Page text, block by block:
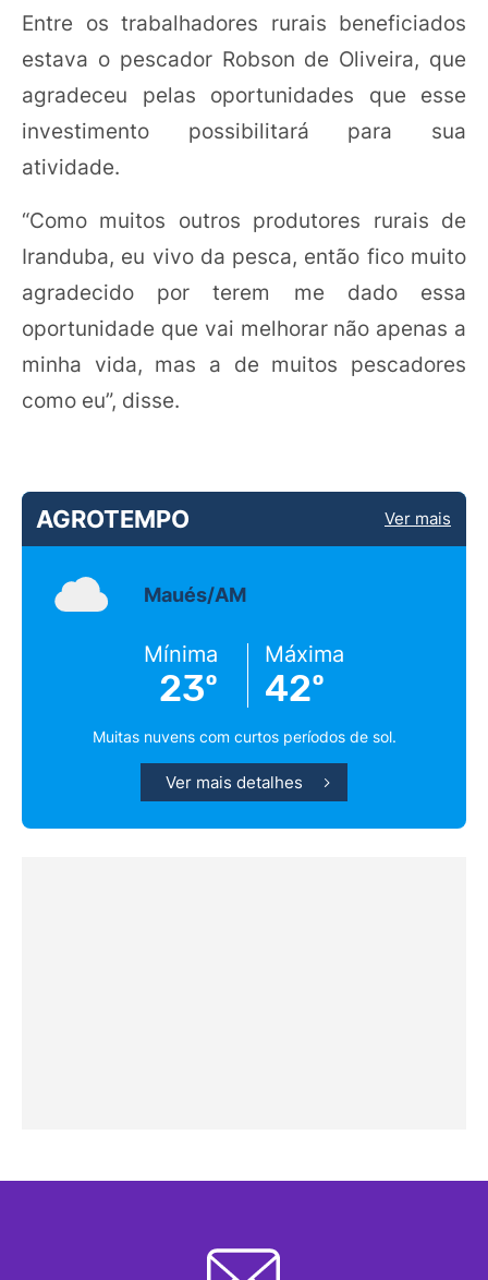
Entre os trabalhadores rurais beneficiados
estava o pescador Robson de Oliveira, que
agradeceu pelas oportunidades que esse
investimento possibilitará para sua
atividade.
“Como muitos outros produtores rurais de
Iranduba, eu vivo da pesca, então fico muito
agradecido por terem me dado essa
oportunidade que vai melhorar não apenas a
minha vida, mas a de muitos pescadores
como eu”, disse.
AGROTEMPO Ver mais
Maués/AM
Mínima
23º
Máxima
42º
Muitas nuvens com curtos períodos de sol.
Ver mais detalhes